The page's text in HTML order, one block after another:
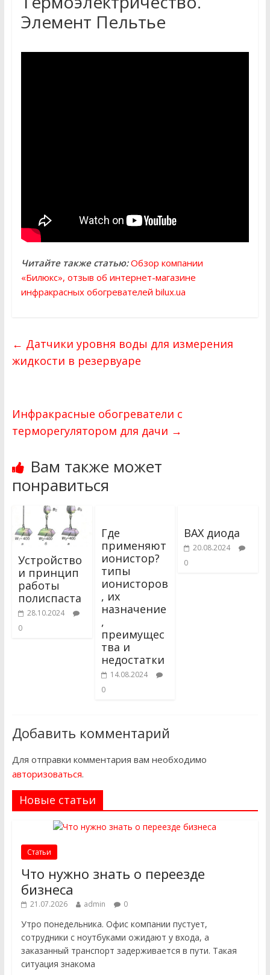
Элемент Пельтье
Читайте также статью: Обзор компании
«Билюкс», отзыв об интернет-магазине
инфракрасных обогревателей bilux.ua
← Датчики уровня воды для измерения
жидкости в резервуаре
Инфракрасные обогреватели с
терморегулятором для дачи →
Вам также может
понравиться
Устройство
и принцип
работы
полиспаста
28.10.2024
0
Где
применяют
ионистор?
типы
ионисторов
, их
назначение
,
преимущес
тва и
недостатки
14.08.2024
0
ВАХ диода
20.08.2024
0
Добавить комментарий
Для отправки комментария вам необходимо
авторизоваться.
Новые статьи
Статьи
Что нужно знать о переезде
бизнеса
21.07.2026 admin 0
Утро понедельника. Офис компании пустует,
сотрудники с ноутбуками ожидают у входа, а
заказанный транспорт задерживается в пути. Такая
ситуация знакома